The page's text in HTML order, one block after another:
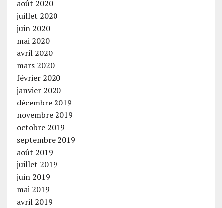
août 2020
juillet 2020
juin 2020
mai 2020
avril 2020
mars 2020
février 2020
janvier 2020
décembre 2019
novembre 2019
octobre 2019
septembre 2019
août 2019
juillet 2019
juin 2019
mai 2019
avril 2019